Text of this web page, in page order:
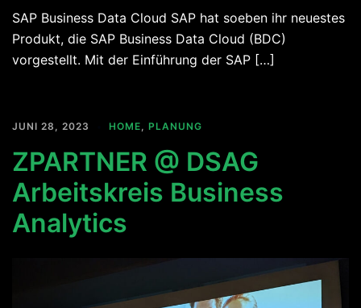
SAP Business Data Cloud SAP hat soeben ihr neuestes
Produkt, die SAP Business Data Cloud (BDC)
vorgestellt. Mit der Einführung der SAP […]
JUNI 28, 2023 HOME, PLANUNG
ZPARTNER @ DSAG
Arbeitskreis Business
Analytics